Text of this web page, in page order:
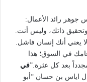
جوهر رائد الأعمال:
ذاتك، وليس أنت.
يعني أنك إنسان فاشل.
في السوق؛ هذا
بعد كل عثرة.”في
اياس بن حسان “أبو